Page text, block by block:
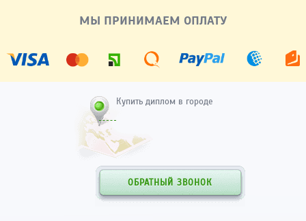
МЫ ПРИНИМАЕМ ОПЛАТУ
Купить диплом в городе
ОБРАТНЫЙ ЗВОНОК